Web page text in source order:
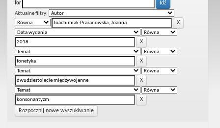
for
Aktualne filtry:
Rozpocznij nowe wyszukiwanie